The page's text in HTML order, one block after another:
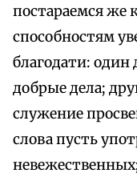
постараемся же
способностям
благодати: один
добрые дела;
служение
слова пусть